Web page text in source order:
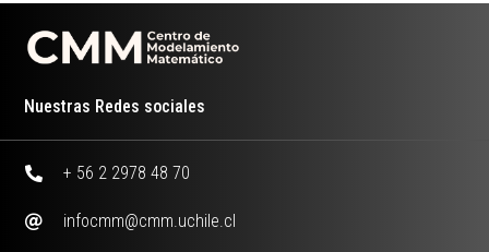
Nuestras Redes sociales
+ 56 2 2978 48 70
infocmm@cmm.uchile.cl